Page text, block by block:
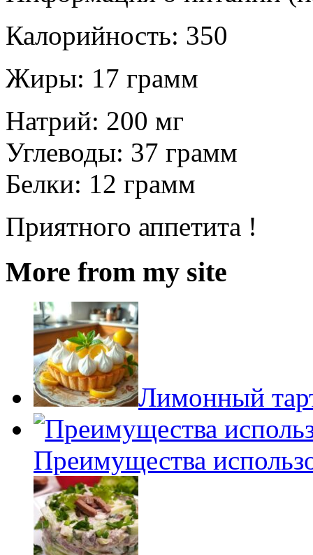
Калорийность: 350
Жиры: 17 грамм
Натрий: 200 мг
Углеводы: 37 грамм
Белки: 12 грамм
Приятного аппетита !
More from my site
Лимонный
Преимущества